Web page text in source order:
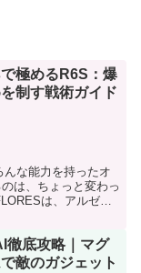
極めるR6S：爆
制す戦術ガイド
な能力を持ったオ
は、ちょっと変わっ
は、アルゼン
徹底攻略｜マグ
敵のガジェット